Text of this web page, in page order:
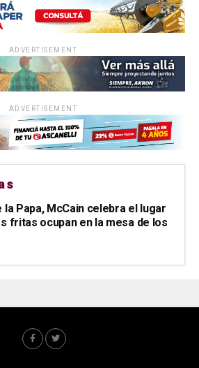
ADVERTISEMENT
ADVERTISEMENT
la Papa, McCain celebra el lugar
fritas ocupan en la mesa de los